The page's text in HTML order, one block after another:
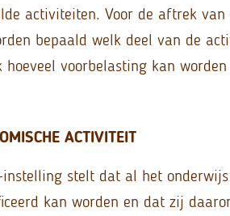
activiteiten. Voor de aftrek
bepaald welk deel van de
hoeveel voorbelasting kan
ACTIVITEIT
instelling stelt dat al het
kan worden en dat zij